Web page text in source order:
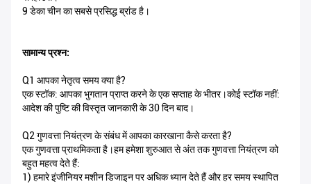
9 डेका चीन का सबसे प्रसिद्ध ब्रांड है।
सामान्य प्रश्न:
Q1 आपका नेतृत्व समय क्या है?
एक स्टॉक: आपका भुगतान प्राप्त करने के एक सप्ताह के भीतर।कोई स्टॉक नहीं:
आदेश की पुष्टि की विस्तृत जानकारी के 30 दिन बाद।
Q2 गुणवत्ता नियंत्रण के संबंध में आपका कारखाना कैसे करता है?
एक गुणवत्ता प्राथमिकता है।हम हमेशा शुरुआत से अंत तक गुणवत्ता नियंत्रण को
बहुत महत्व देते हैं:
1) हमारे इंजीनियर मशीन डिजाइन पर अधिक ध्यान देते हैं और हर समय स्थापित